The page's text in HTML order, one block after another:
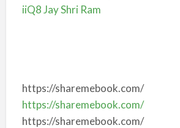
iiQ8 Jay Shri Ram
https://sharemebook.com/
https://sharemebook.com/
https://sharemebook.com/